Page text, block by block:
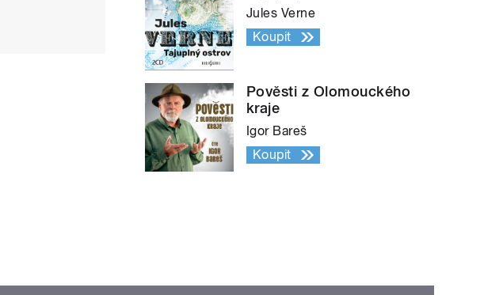
Jules Verne
Koupit
Pověsti z Olomouckého
kraje
Igor Bareš
Koupit